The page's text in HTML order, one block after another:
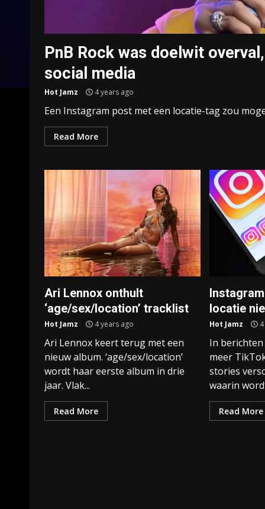
PnB Rock was doelwit
social media
Hot Jamz 4 years ago
Een Instagram post met een locatie-tag zou
Read More
Ari Lennox onthult
‘age/sex/location’ tracklist
Hot Jamz 4 years ago
Ari Lennox keert terug met een
nieuw album. ‘age/sex/location’
wordt haar eerste album in drie
jaar. Vlak...
Read More
locatie
Hot Jamz
In
meer
stories
waarin
Read More